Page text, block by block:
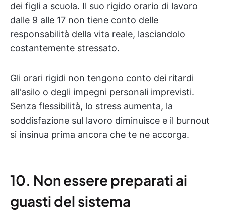
dei figli a scuola. Il suo rigido orario di lavoro
dalle 9 alle 17 non tiene conto delle
responsabilità della vita reale, lasciandolo
costantemente stressato.
Gli orari rigidi non tengono conto dei ritardi
all'asilo o degli impegni personali imprevisti.
Senza flessibilità, lo stress aumenta, la
soddisfazione sul lavoro diminuisce e il burnout
si insinua prima ancora che te ne accorga.
10. Non essere preparati ai
guasti del sistema